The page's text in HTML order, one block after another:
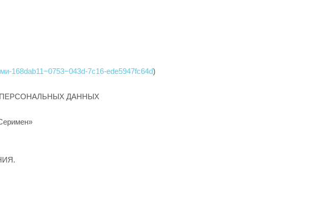
168dab11−0753−043d-7c16-ede5947fc64d)
ДАННЫХ